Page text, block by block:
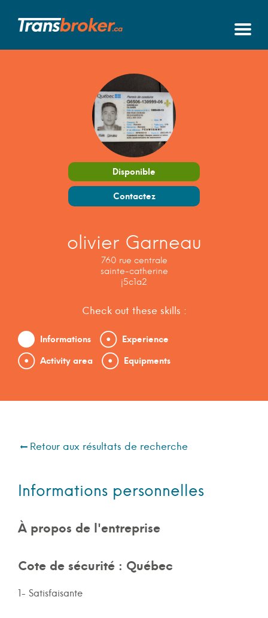
Disponible
Contactez
olivier Garneau
760 rue centrale
sainte-catherine
j5c1a2
Check out these skills :
Informations
Experience
Activity area
Equipments
Retour aux résultats de recherche
Informations personnelles
À propos de l'entreprise
Cote de sécurité : Québec
1- Satisfaisante